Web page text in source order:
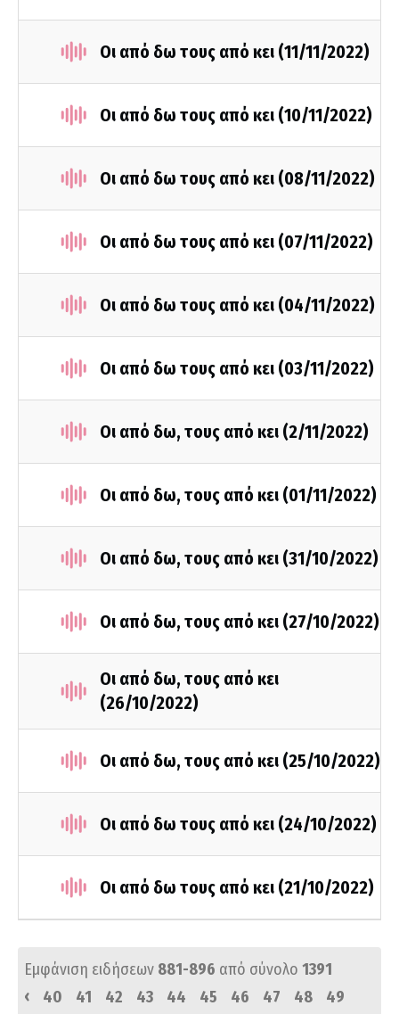
Οι από δω τους από κει (11/11/2022)
Οι από δω τους από κει (10/11/2022)
Οι από δω τους από κει (08/11/2022)
Οι από δω τους από κει (07/11/2022)
Οι από δω τους από κει (04/11/2022)
Οι από δω τους από κει (03/11/2022)
Οι από δω, τους από κει (2/11/2022)
Οι από δω, τους από κει (01/11/2022)
Οι από δω, τους από κει (31/10/2022)
Οι από δω, τους από κει (27/10/2022)
Οι από δω, τους από κει
(26/10/2022)
Οι από δω, τους από κει (25/10/2022)
Οι από δω τους από κει (24/10/2022)
Οι από δω τους από κει (21/10/2022)
Εμφάνιση ειδήσεων 881-896 από σύνολο 1391
‹
40 41 42 43 44 45 46 47 48
49